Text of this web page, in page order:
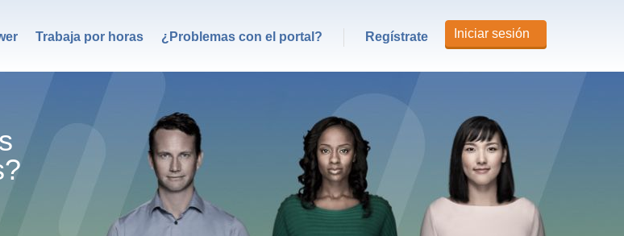
Trabaja por horas ¿Problemas con el portal? Regístrate Iniciar sesión